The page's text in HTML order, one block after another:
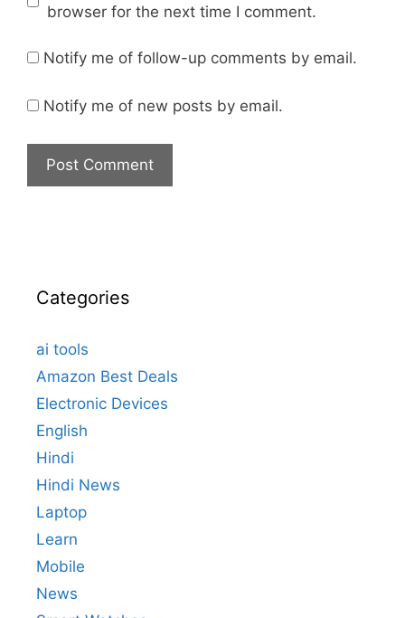
browser for the next time I comment.
Notify me of follow-up comments by email.
Notify me of new posts by email.
Categories
ai tools
Amazon Best Deals
Electronic Devices
English
Hindi
Hindi News
Laptop
Learn
Mobile
News